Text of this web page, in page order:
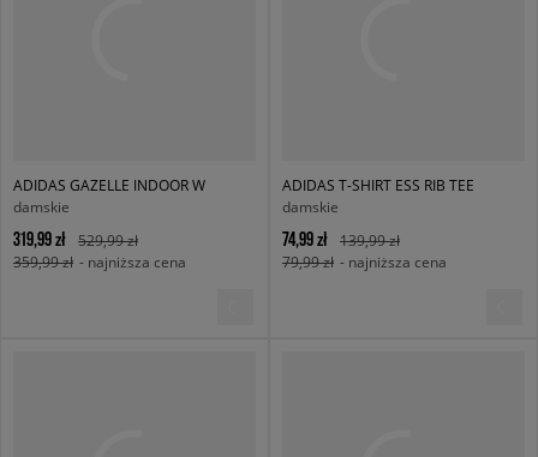
ADIDAS GAZELLE INDOOR W
damskie
319,99 zł
529,99 zł
359,99 zł - najniższa cena
ADIDAS T-SHIRT ESS RIB TEE
damskie
74,99 zł
139,99 zł
79,99 zł - najniższa cena